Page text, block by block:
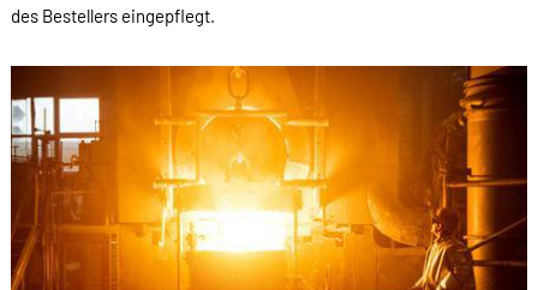
des Bestellers eingepflegt.